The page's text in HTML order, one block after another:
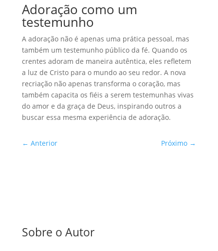
Adoração como um
testemunho
A adoração não é apenas uma prática pessoal, mas
também um testemunho público da fé. Quando os
crentes adoram de maneira autêntica, eles refletem
a luz de Cristo para o mundo ao seu redor. A nova
recriação não apenas transforma o coração, mas
também capacita os fiéis a serem testemunhas vivas
do amor e da graça de Deus, inspirando outros a
buscar essa mesma experiência de adoração.
← Anterior Próximo →
Sobre o Autor